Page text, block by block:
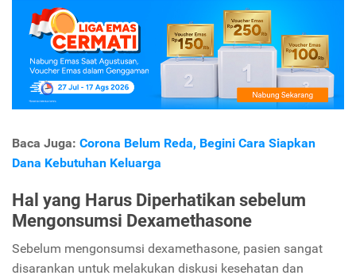
Baca Juga: Corona Belum Reda, Begini Cara Siapkan
Dana Kebutuhan Keluarga
Hal yang Harus Diperhatikan sebelum
Mengonsumsi Dexamethasone
Sebelum mengonsumsi dexamethasone, pasien sangat
disarankan untuk melakukan diskusi kesehatan dan